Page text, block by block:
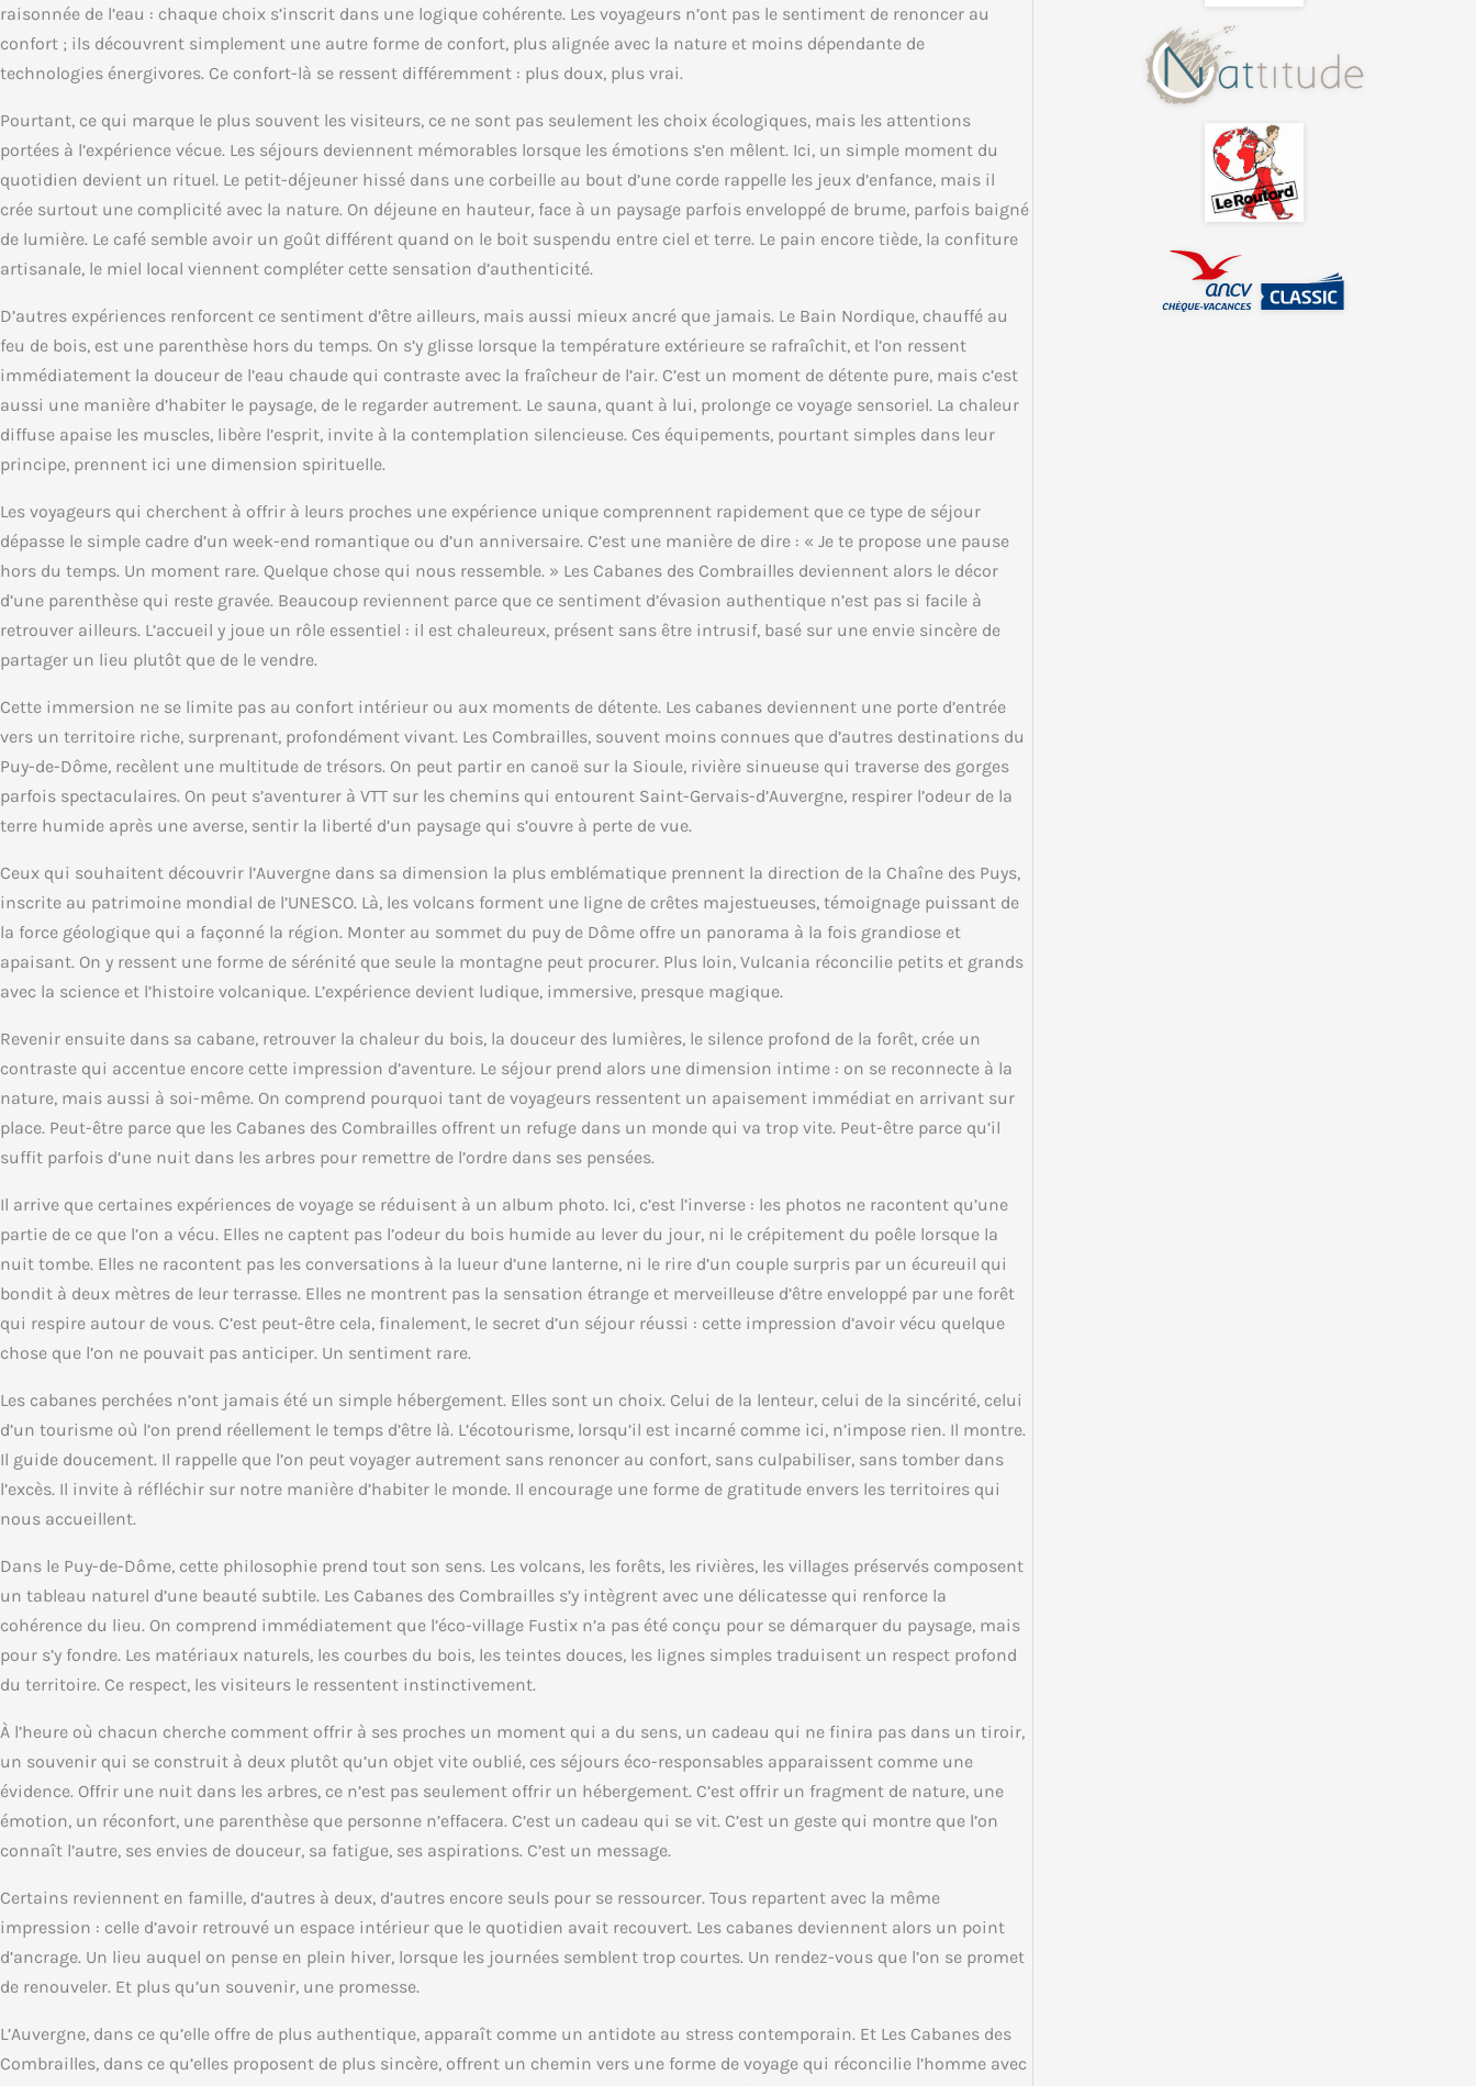
raisonnée de l’eau : chaque choix s’inscrit dans une logique cohérente. Les voyageurs n’ont pas le sentiment de renoncer au
confort ; ils découvrent simplement une autre forme de confort, plus alignée avec la nature et moins dépendante de
technologies énergivores. Ce confort-là se ressent différemment : plus doux, plus vrai.
Pourtant, ce qui marque le plus souvent les visiteurs, ce ne sont pas seulement les choix écologiques, mais les attentions
portées à l’expérience vécue. Les séjours deviennent mémorables lorsque les émotions s’en mêlent. Ici, un simple moment du
quotidien devient un rituel. Le petit-déjeuner hissé dans une corbeille au bout d’une corde rappelle les jeux d’enfance, mais il
crée surtout une complicité avec la nature. On déjeune en hauteur, face à un paysage parfois enveloppé de brume, parfois baigné
de lumière. Le café semble avoir un goût différent quand on le boit suspendu entre ciel et terre. Le pain encore tiède, la confiture
artisanale, le miel local viennent compléter cette sensation d’authenticité.
D’autres expériences renforcent ce sentiment d’être ailleurs, mais aussi mieux ancré que jamais. Le Bain Nordique, chauffé au
feu de bois, est une parenthèse hors du temps. On s’y glisse lorsque la température extérieure se rafraîchit, et l’on ressent
immédiatement la douceur de l’eau chaude qui contraste avec la fraîcheur de l’air. C’est un moment de détente pure, mais c’est
aussi une manière d’habiter le paysage, de le regarder autrement. Le sauna, quant à lui, prolonge ce voyage sensoriel. La chaleur
diffuse apaise les muscles, libère l’esprit, invite à la contemplation silencieuse. Ces équipements, pourtant simples dans leur
principe, prennent ici une dimension spirituelle.
Les voyageurs qui cherchent à offrir à leurs proches une expérience unique comprennent rapidement que ce type de séjour
dépasse le simple cadre d’un week-end romantique ou d’un anniversaire. C’est une manière de dire : « Je te propose une pause
hors du temps. Un moment rare. Quelque chose qui nous ressemble. » Les Cabanes des Combrailles deviennent alors le décor
d’une parenthèse qui reste gravée. Beaucoup reviennent parce que ce sentiment d’évasion authentique n’est pas si facile à
retrouver ailleurs. L’accueil y joue un rôle essentiel : il est chaleureux, présent sans être intrusif, basé sur une envie sincère de
partager un lieu plutôt que de le vendre.
Cette immersion ne se limite pas au confort intérieur ou aux moments de détente. Les cabanes deviennent une porte d’entrée
vers un territoire riche, surprenant, profondément vivant. Les Combrailles, souvent moins connues que d’autres destinations du
Puy-de-Dôme, recèlent une multitude de trésors. On peut partir en canoë sur la Sioule, rivière sinueuse qui traverse des gorges
parfois spectaculaires. On peut s’aventurer à VTT sur les chemins qui entourent Saint-Gervais-d’Auvergne, respirer l’odeur de la
terre humide après une averse, sentir la liberté d’un paysage qui s’ouvre à perte de vue.
Ceux qui souhaitent découvrir l’Auvergne dans sa dimension la plus emblématique prennent la direction de la Chaîne des Puys,
inscrite au patrimoine mondial de l’UNESCO. Là, les volcans forment une ligne de crêtes majestueuses, témoignage puissant de
la force géologique qui a façonné la région. Monter au sommet du puy de Dôme offre un panorama à la fois grandiose et
apaisant. On y ressent une forme de sérénité que seule la montagne peut procurer. Plus loin, Vulcania réconcilie petits et grands
avec la science et l’histoire volcanique. L’expérience devient ludique, immersive, presque magique.
Revenir ensuite dans sa cabane, retrouver la chaleur du bois, la douceur des lumières, le silence profond de la forêt, crée un
contraste qui accentue encore cette impression d’aventure. Le séjour prend alors une dimension intime : on se reconnecte à la
nature, mais aussi à soi-même. On comprend pourquoi tant de voyageurs ressentent un apaisement immédiat en arrivant sur
place. Peut-être parce que les Cabanes des Combrailles offrent un refuge dans un monde qui va trop vite. Peut-être parce qu’il
suffit parfois d’une nuit dans les arbres pour remettre de l’ordre dans ses pensées.
Il arrive que certaines expériences de voyage se réduisent à un album photo. Ici, c’est l’inverse : les photos ne racontent qu’une
partie de ce que l’on a vécu. Elles ne captent pas l’odeur du bois humide au lever du jour, ni le crépitement du poêle lorsque la
nuit tombe. Elles ne racontent pas les conversations à la lueur d’une lanterne, ni le rire d’un couple surpris par un écureuil qui
bondit à deux mètres de leur terrasse. Elles ne montrent pas la sensation étrange et merveilleuse d’être enveloppé par une forêt
qui respire autour de vous. C’est peut-être cela, finalement, le secret d’un séjour réussi : cette impression d’avoir vécu quelque
chose que l’on ne pouvait pas anticiper. Un sentiment rare.
Les cabanes perchées n’ont jamais été un simple hébergement. Elles sont un choix. Celui de la lenteur, celui de la sincérité, celui
d’un tourisme où l’on prend réellement le temps d’être là. L’écotourisme, lorsqu’il est incarné comme ici, n’impose rien. Il montre.
Il guide doucement. Il rappelle que l’on peut voyager autrement sans renoncer au confort, sans culpabiliser, sans tomber dans
l’excès. Il invite à réfléchir sur notre manière d’habiter le monde. Il encourage une forme de gratitude envers les territoires qui
nous accueillent.
Dans le Puy-de-Dôme, cette philosophie prend tout son sens. Les volcans, les forêts, les rivières, les villages préservés composent
un tableau naturel d’une beauté subtile. Les Cabanes des Combrailles s’y intègrent avec une délicatesse qui renforce la
cohérence du lieu. On comprend immédiatement que l’éco-village Fustix n’a pas été conçu pour se démarquer du paysage, mais
pour s’y fondre. Les matériaux naturels, les courbes du bois, les teintes douces, les lignes simples traduisent un respect profond
du territoire. Ce respect, les visiteurs le ressentent instinctivement.
À l’heure où chacun cherche comment offrir à ses proches un moment qui a du sens, un cadeau qui ne finira pas dans un tiroir,
un souvenir qui se construit à deux plutôt qu’un objet vite oublié, ces séjours éco-responsables apparaissent comme une
évidence. Offrir une nuit dans les arbres, ce n’est pas seulement offrir un hébergement. C’est offrir un fragment de nature, une
émotion, un réconfort, une parenthèse que personne n’effacera. C’est un cadeau qui se vit. C’est un geste qui montre que l’on
connaît l’autre, ses envies de douceur, sa fatigue, ses aspirations. C’est un message.
Certains reviennent en famille, d’autres à deux, d’autres encore seuls pour se ressourcer. Tous repartent avec la même
impression : celle d’avoir retrouvé un espace intérieur que le quotidien avait recouvert. Les cabanes deviennent alors un point
d’ancrage. Un lieu auquel on pense en plein hiver, lorsque les journées semblent trop courtes. Un rendez-vous que l’on se promet
de renouveler. Et plus qu’un souvenir, une promesse.
L’Auvergne, dans ce qu’elle offre de plus authentique, apparaît comme un antidote au stress contemporain. Et Les Cabanes des
Combrailles, dans ce qu’elles proposent de plus sincère, offrent un chemin vers une forme de voyage qui réconcilie l’homme avec